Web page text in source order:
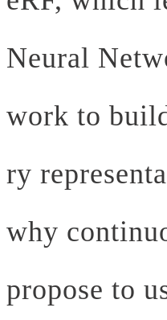
Neural
work to
ry
why
propose to